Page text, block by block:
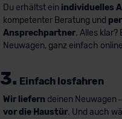
Du erhältst ein individuelles
kompetenter Beratung und
Ansprechpartner. Alles klar?
Neuwagen, ganz einfach
3. Einfach losfahren
Wir liefern deinen Neuwagen
vor die Haustür. Und auch